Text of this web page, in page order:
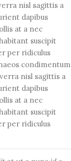
nisl sagittis a
dapibus
at a nec
suscipit
per ridiculus
condimentum
nisl sagittis a
dapibus
at a nec
suscipit
per ridiculus